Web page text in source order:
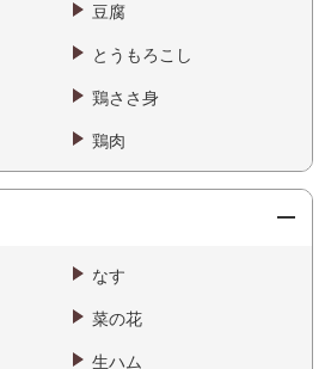
豆腐
とうもろこし
鶏ささ身
鶏肉
なす
菜の花
生ハム